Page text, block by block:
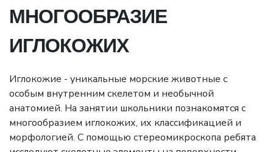
МНОГООБРАЗИЕ
ИГЛОКОЖИХ
Иглокожие - уникальные морские животные с
особым внутренним скелетом и необычной
анатомией. На занятии школьники познакомятся с
многообразием иглокожих, их классификацией и
морфологией. С помощью стереомикроскопа ребята